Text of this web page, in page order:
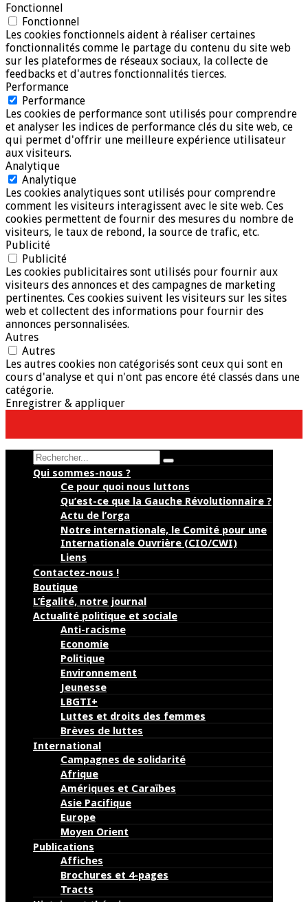
Fonctionnel
Fonctionnel
Les cookies fonctionnels aident à réaliser certaines
fonctionnalités comme le partage du contenu du site web
sur les plateformes de réseaux sociaux, la collecte de
feedbacks et d'autres fonctionnalités tierces.
Performance
Performance
Les cookies de performance sont utilisés pour comprendre
et analyser les indices de performance clés du site web, ce
qui permet d'offrir une meilleure expérience utilisateur
aux visiteurs.
Analytique
Analytique
Les cookies analytiques sont utilisés pour comprendre
comment les visiteurs interagissent avec le site web. Ces
cookies permettent de fournir des mesures du nombre de
visiteurs, le taux de rebond, la source de trafic, etc.
Publicité
Publicité
Les cookies publicitaires sont utilisés pour fournir aux
visiteurs des annonces et des campagnes de marketing
pertinentes. Ces cookies suivent les visiteurs sur les sites
web et collectent des informations pour fournir des
annonces personnalisées.
Autres
Autres
Les autres cookies non catégorisés sont ceux qui sont en
cours d'analyse et qui n'ont pas encore été classés dans une
catégorie.
Enregistrer & appliquer
Search
Qui sommes-nous ?
Ce pour quoi nous luttons
Qu’est-ce que la Gauche Révolutionnaire ?
Actu de l’orga
Notre internationale, le Comité pour une
Internationale Ouvrière (CIO/CWI)
Liens
Contactez-nous !
Boutique
L’Égalité, notre journal
Actualité politique et sociale
Anti-racisme
Economie
Politique
Environnement
Jeunesse
LBGTI+
Luttes et droits des femmes
Brèves de luttes
International
Campagnes de solidarité
Afrique
Amériques et Caraïbes
Asie Pacifique
Europe
Moyen Orient
Publications
Affiches
Brochures et 4-pages
Tracts